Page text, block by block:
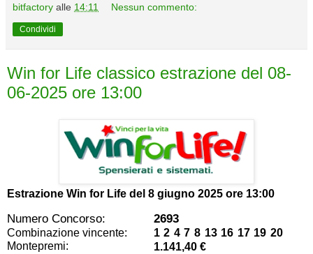
bitfactory alle 14:11 Nessun commento:
Condividi
Win for Life classico estrazione del 08-
06-2025 ore 13:00
Estrazione Win for Life del 8 giugno 2025 ore 13:00
Numero Concorso: 2693
Combinazione vincente:
1 2 4 7 8 13 16 17 19 20
Montepremi:
1.141,40 €